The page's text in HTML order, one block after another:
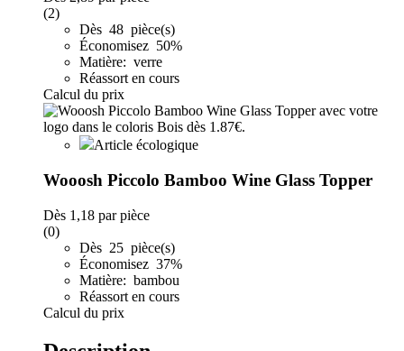
(2)
Dès 48 pièce(s)
Économisez 50%
Matière: verre
Réassort en cours
Calcul du prix
Article écologique
Wooosh Piccolo Bamboo Wine Glass Topper
Dès 1,18 par pièce
(0)
Dès 25 pièce(s)
Économisez 37%
Matière: bambou
Réassort en cours
Calcul du prix